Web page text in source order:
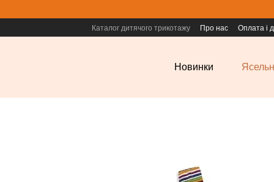
Каталог дитячого трикотажу Про нас Оплата і
Новинки